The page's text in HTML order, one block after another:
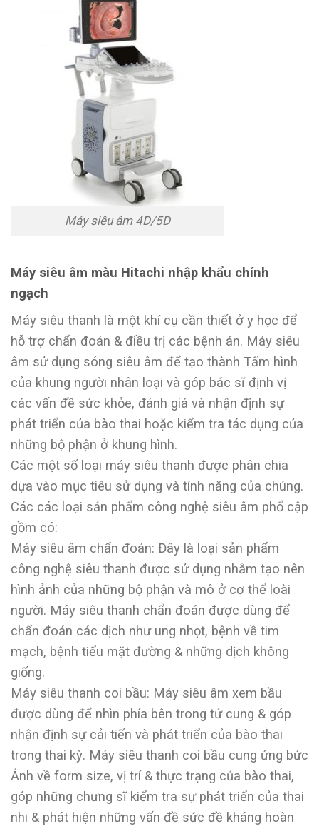
Máy siêu âm 4D/5D
Máy siêu âm màu Hitachi nhập khẩu chính
ngạch
Máy siêu thanh là một khí cụ cần thiết ở y học để
hỗ trợ chẩn đoán & điều trị các bệnh án. Máy siêu
âm sử dụng sóng siêu âm để tạo thành Tấm hình
của khung người nhân loại và góp bác sĩ định vị
các vấn đề sức khỏe, đánh giá và nhận định sự
phát triển của bào thai hoặc kiểm tra tác dụng của
những bộ phận ở khung hình.
Các một số loại máy siêu thanh được phân chia
dựa vào mục tiêu sử dụng và tính năng của chúng.
Các các loại sản phẩm công nghệ siêu âm phổ cập
gồm có:
Máy siêu âm chẩn đoán: Đây là loại sản phẩm
công nghệ siêu thanh được sử dụng nhằm tạo nên
hình ảnh của những bộ phận và mô ở cơ thể loài
người. Máy siêu thanh chẩn đoán được dùng để
chẩn đoán các dịch như ung nhọt, bệnh về tim
mạch, bệnh tiểu mặt đường & những dịch không
giống.
Máy siêu thanh coi bầu: Máy siêu âm xem bầu
được dùng để nhìn phía bên trong tử cung & góp
nhận định sự cải tiến và phát triển của bào thai
trong thai kỳ. Máy siêu thanh coi bầu cung ứng bức
Ảnh về form size, vị trí & thực trạng của bào thai,
góp những chưng sĩ kiểm tra sự phát triển của thai
nhi & phát hiện những vấn đề sức đề kháng hoàn